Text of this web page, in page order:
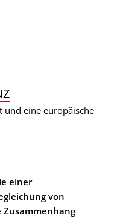
und eine europäische
einer
von